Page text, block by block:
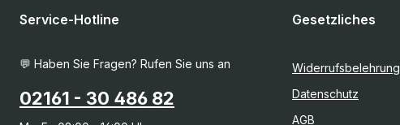
Service-Hotline
💬 Haben Sie Fragen? Rufen Sie uns an
02161 - 30 486 82
Gesetzliches
Widerrufsbelehrung
Datenschutz
AGB